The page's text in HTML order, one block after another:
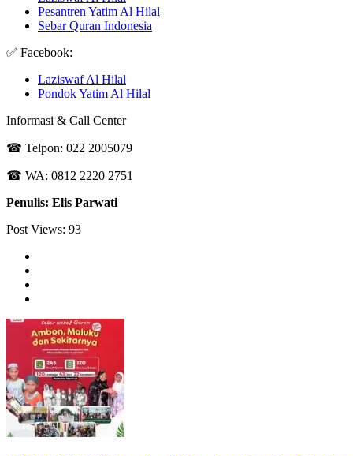
Pesantren Yatim Al Hilal
Sebar Quran Indonesia
✅ Facebook:
Laziswaf Al Hilal
Pondok Yatim Al Hilal
Informasi & Call Center
☎ Telpon: 022 2005079
☎ WA: 0812 2220 2751
Penulis: Elis Parwati
Post Views: 93